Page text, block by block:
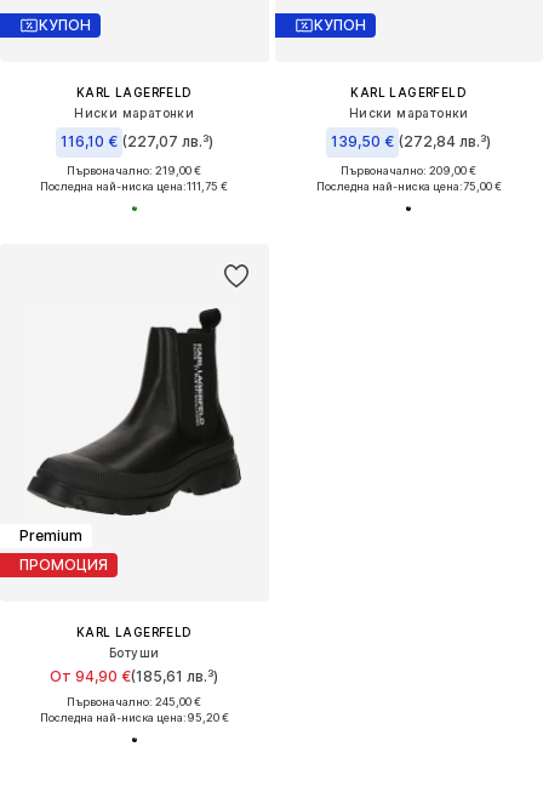
КУПОН
KARL LAGERFELD
Ниски маратонки
116,10 € (227,07 лв.³)
Първоначално: 219,00 €
Последна най-ниска цена:111,75 €
КУПОН
KARL LAGERFELD
Ниски маратонки
139,50 € (272,84 лв.³)
Първоначално: 209,00 €
Последна най-ниска цена:75,00 €
Premium
ПРОМОЦИЯ
KARL LAGERFELD
Ботуши
От 94,90 €(185,61 лв.³)
Първоначално: 245,00 €
Последна най-ниска цена:95,20 €